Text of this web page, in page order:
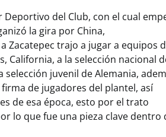
del Club, con el cual
la gira por China,
Zacatepec trajo a jugar a equipos
California, a la selección nacional
selección juvenil de Alemania,
de jugadores del plantel, así
de esa época, esto por el trato
lo que fue una pieza clave dentro